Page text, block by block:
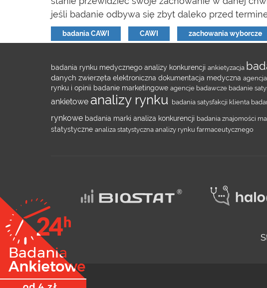
jeśli badanie odbywa się zbyt daleko przed
badania CAWI CAWI zachowania wyborcze
badania rynku medycznego analizy konkurencji ankietyzacja
danych zwierzęta elektroniczna dokumentacja medyczna
rynku i opinii badanie marketingowe agencje badawcze badanie
ankietowe analizy rynku badania satysfakcji klienta
rynkowe badania marki analiza konkurencji badania znajomości
statystyczne analiza statystycznaanalizy rynku farmaceutycznego